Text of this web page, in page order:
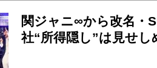
関ジャニ∞から改名・
社“所得隠し”は見せ